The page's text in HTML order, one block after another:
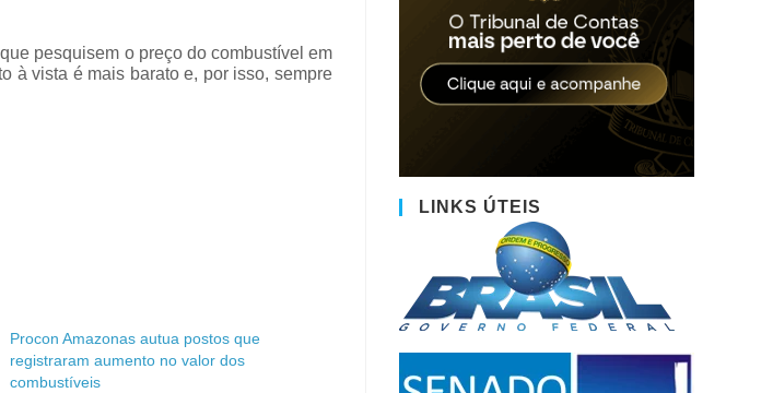
pesquisem o preço do combustível em
à vista é mais barato e, por isso, sempre
Procon Amazonas autua postos que
registraram aumento no valor dos
combustíveis
LINKS ÚTEIS